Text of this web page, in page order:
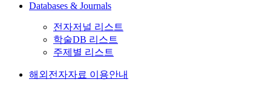
Databases & Journals
전자저널 리스트
학술DB 리스트
주제별 리스트
해외전자자료 이용안내